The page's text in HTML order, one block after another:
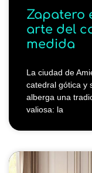
Zapatero
arte del
medida
La ciudad de
catedral gótica y
alberga una
valiosa: la